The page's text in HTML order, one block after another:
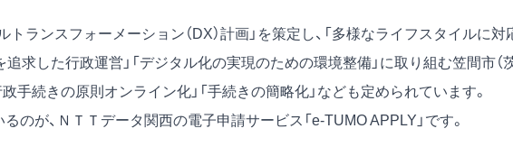
トランスフォーメーション（DX）計画」を策定し、「多様なライフスタイルに対
追求した行政運営」「デジタル化の実現のための環境整備」に取り組む笠間市（
政手続きの原則オンライン化」「手続きの簡略化」なども定められています。
のが、ＮＴＴデータ関西の電子申請サービス「e-TUMO APPLY」です。